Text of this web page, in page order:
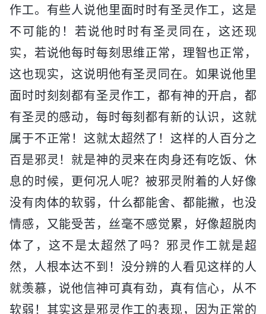
作工。有些人说他里面时时有圣灵作工，这是
不可能的！若说他时时有圣灵同在，这还现
实，若说他每时每刻思维正常，理智也正常，
这也现实，这说明他有圣灵同在。如果说他里
面时时刻刻都有圣灵作工，都有神的开启，都
有圣灵的感动，每时每刻都有新的认识，这就
属于不正常！这就太超然了！这样的人百分之
百是邪灵！就是神的灵来在肉身还有吃饭、休
息的时候，更何况人呢？被邪灵附着的人好像
没有肉体的软弱，什么都能舍、都能撇，也没
情感，又能受苦，丝毫不感觉累，好像超脱肉
体了，这不是太超然了吗？邪灵作工就是超
然，人根本达不到！没分辨的人看见这样的人
就羡慕，说他信神可真有劲，真有信心，从不
软弱！其实这是邪灵作工的表现，因为正常的